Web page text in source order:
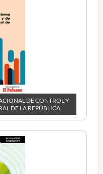
DE CONTROL Y
DE LA REPÚBLICA